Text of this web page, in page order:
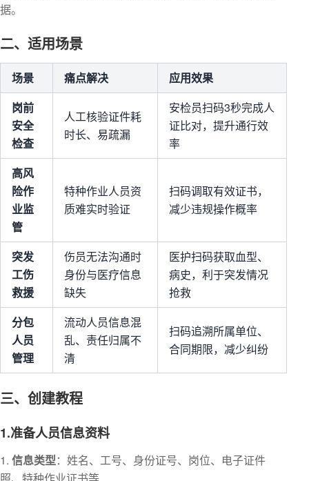
据。
二、适用场景
场景 痛点解决
应用效果
岗前
安全
检查
人工核验证件耗
时长、易疏漏
安检员扫码3秒完成人
证比对，提升通行效
率
高风
险作
业监
管
特种作业人员资
质难实时验证
扫码调取有效证书，
减少违规操作概率
突发
工伤
救援
伤员无法沟通时
身份与医疗信息
缺失
医护扫码获取血型、
病史，利于突发情况
抢救
分包
人员
管理
流动人员信息混
乱、责任归属不
清
扫码追溯所属单位、
合同期限，减少纠纷
三、创建教程
1.准备人员信息资料
信息类型：姓名、工号、身份证号、岗位、电子证件
照、特种作业证书等